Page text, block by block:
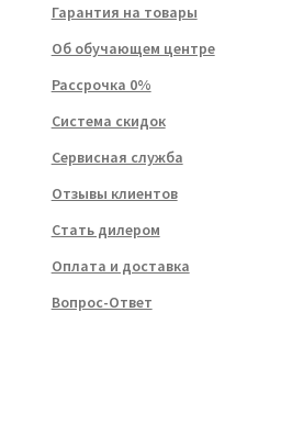
Гарантия на товары
Об обучающем центре
Рассрочка 0%
Система скидок
Сервисная служба
Отзывы клиентов
Стать дилером
Оплата и доставка
Вопрос-Ответ